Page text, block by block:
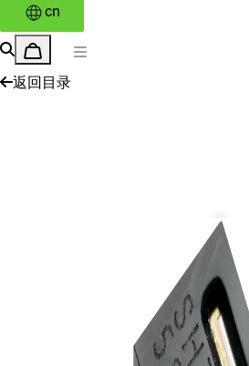
cn
返回目录